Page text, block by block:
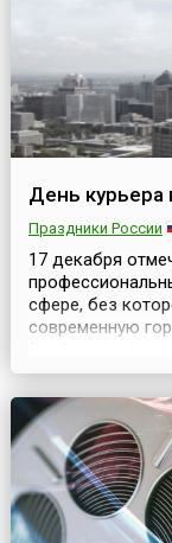
День курьера
Праздники России
17 декабря
сфере, без
современную
«бегу») —
доставки до